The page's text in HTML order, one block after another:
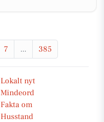
7 ... 385
Lokalt nyt
Mindeord
Fakta om
Husstand